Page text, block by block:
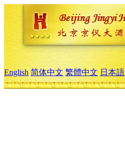
English 简体中文 繁體中文 日本語